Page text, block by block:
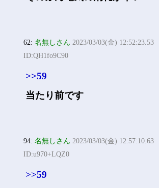
62:名無しさん 2023/03/03(金) 12:52:23.53
ID:QH1fo9C90
>>59
当たり前です
94:名無しさん 2023/03/03(金) 12:57:10.63
ID:u970+LQZ0
>>59